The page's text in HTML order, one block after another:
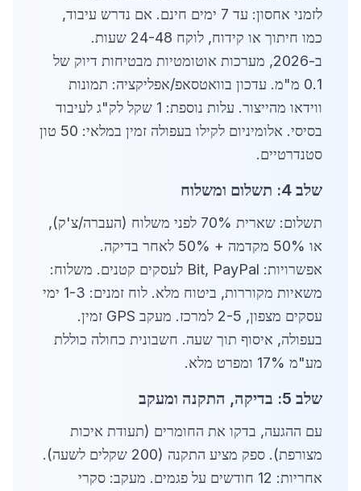
לזמני אחסון: עד 7 ימים חינם. אם נדרש עיבוד,
כמו חיתוך או קידוח, לוקח 24-48 שעות.
ב-2026, מערכות אוטומטיות מבטיחות דיוק של
0.1 מ"מ. עדכון בוואטסאפ/אפליקציה: תמונות
ווידאו מהייצור. עלות נוספת: 1 שקל לק"ג לעיבוד
בסיסי. אלומיניום לקילו בעפולה זמין במלאי: 50 טון
סטנדרטיים.
שלב 4: תשלום ומשלוח
תשלום: שארית 70% לפני משלוח (העברה/צ'ק),
או 50% מקדמה + 50% לאחר בדיקה.
אפשרויות: Bit, PayPal לעסקים קטנים. משלוח:
משאיות מקוררות, ביטוח מלא. לוח זמנים: 1-3 ימי
עסקים מצפון, 2-5 למרכז. מעקב GPS זמין.
בעפולה, איסוף תוך שעה. חשבונית כחולה כוללת
מע"מ 17% ומפרט מלא.
שלב 5: בדיקה, התקנה ומעקב
עם ההגעה, בדקו את החומרים (תעודת איכות
מצורפת). ספק מציע התקנה (200 שקלים לשעה).
אחריות: 12 חודשים על פגמים. מעקב: סקרי